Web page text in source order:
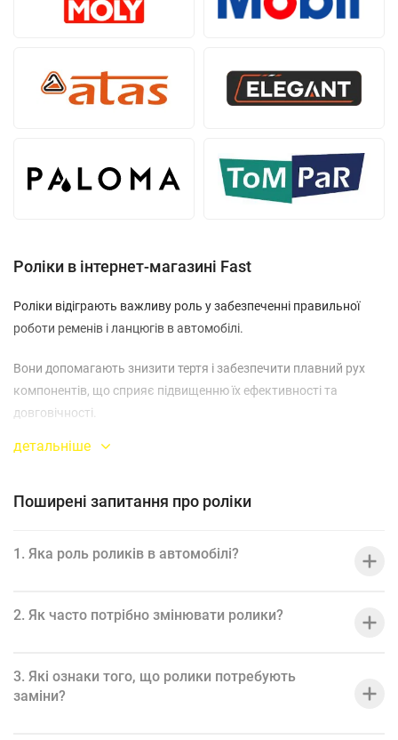
Роліки в інтернет-магазині Fast
Роліки відіграють важливу роль у забезпеченні правильної
роботи ременів і ланцюгів в автомобілі.
Вони допомагають знизити тертя і забезпечити плавний рух
компонентів, що сприяє підвищенню їх ефективності та
довговічності.
Наші роліки мають високу міцність і стійкість до зносу, що
Використання якісних роликів дозволяє знизити витрати на
довговічність автомобіля.
ременів і ланцюгів, запобігаючи їх прослизанню і зносу.
вашого автомобіля, щоб забезпечити його ефективну і надійну
детальніше
Поширені запитання про роліки
1. Яка роль роликів в автомобілі?
2. Як часто потрібно змінювати ролики?
3. Які ознаки того, що ролики потребують
заміни?